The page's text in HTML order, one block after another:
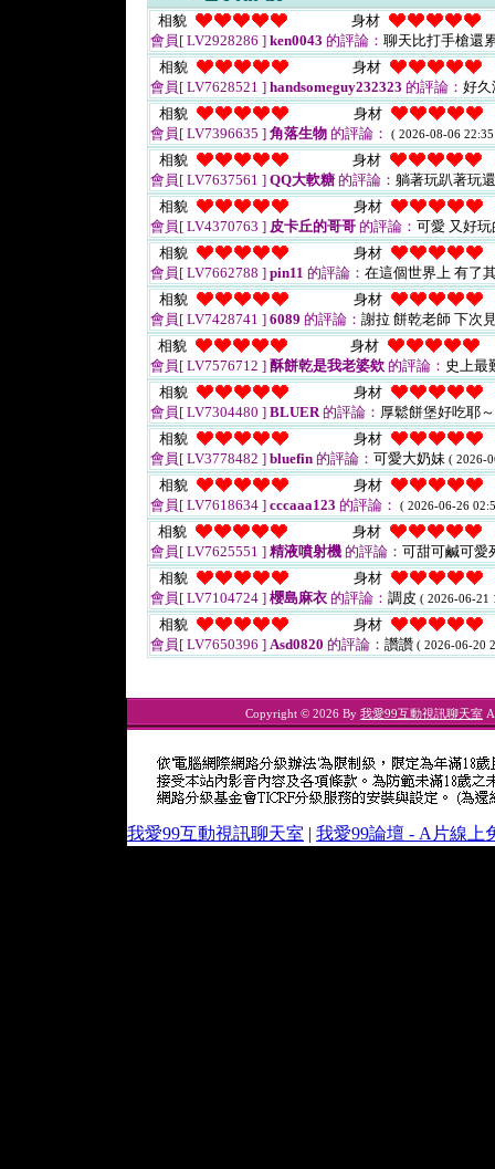
相貌
身材
會員[ LV2928286 ] ken0043 的評論： 聊天比打手槍還
相貌
身材
會員[ LV7628521 ] handsomeguy232323 的評論： 好久
相貌
身材
會員[ LV7396635 ] 角落生物 的評論： ( 2026-08-06
相貌
身材
會員[ LV7637561 ] QQ大軟糖 的評論： 躺著玩趴著玩
相貌
身材
會員[ LV4370763 ] 皮卡丘的哥哥 的評論： 可愛 又好
相貌
身材
會員[ LV7662788 ] pin11 的評論： 在這個世界上 有了
相貌
身材
會員[ LV7428741 ] 6089 的評論： 謝拉 餅乾老師 下次
相貌
身材
會員[ LV7576712 ] 酥餅乾是我老婆欸 的評論： 史上最
相貌
身材
會員[ LV7304480 ] BLUER的評論： 厚鬆餅堡好吃耶
相貌
身材
會員[ LV3778482 ] bluefin 的評論： 可愛大奶妹 ( 2026-
相貌
身材
會員[ LV7618634 ] cccaaa123 的評論： ( 2026-06-26
相貌
身材
會員[ LV7625551 ] 精液噴射機 的評論： 可甜可鹹可愛
相貌
身材
會員[ LV7104724 ] 櫻島麻衣 的評論： 調皮 ( 2026-06-21
相貌
身材
會員[ LV7650396 ] Asd0820 的評論： 讚讚 ( 2026-06-20
Copyright © 2026 By 我愛99互動視訊聊天室
我愛99互動視訊聊天室 | 我愛99論壇 - A片線上